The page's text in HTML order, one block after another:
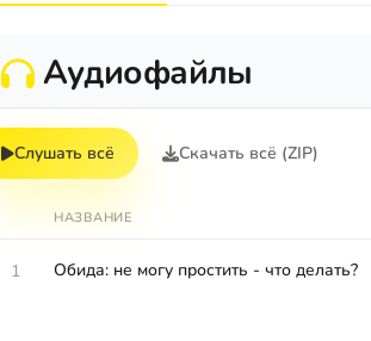
Аудиофайлы
Слушать всё Скачать всё (ZIP)
НАЗВАНИЕ
1 Обида: не могу простить - что делать?